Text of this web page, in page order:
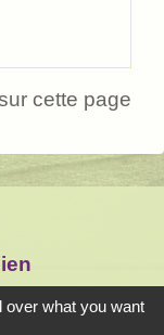
cette page
over what you want